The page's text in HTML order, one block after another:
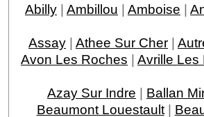
Abilly | Ambillou | Amboise |
Assay | Athee Sur Cher |
Avon Les Roches | Avrille Les
Azay Sur Indre | Ballan
Beaumont Louestault|